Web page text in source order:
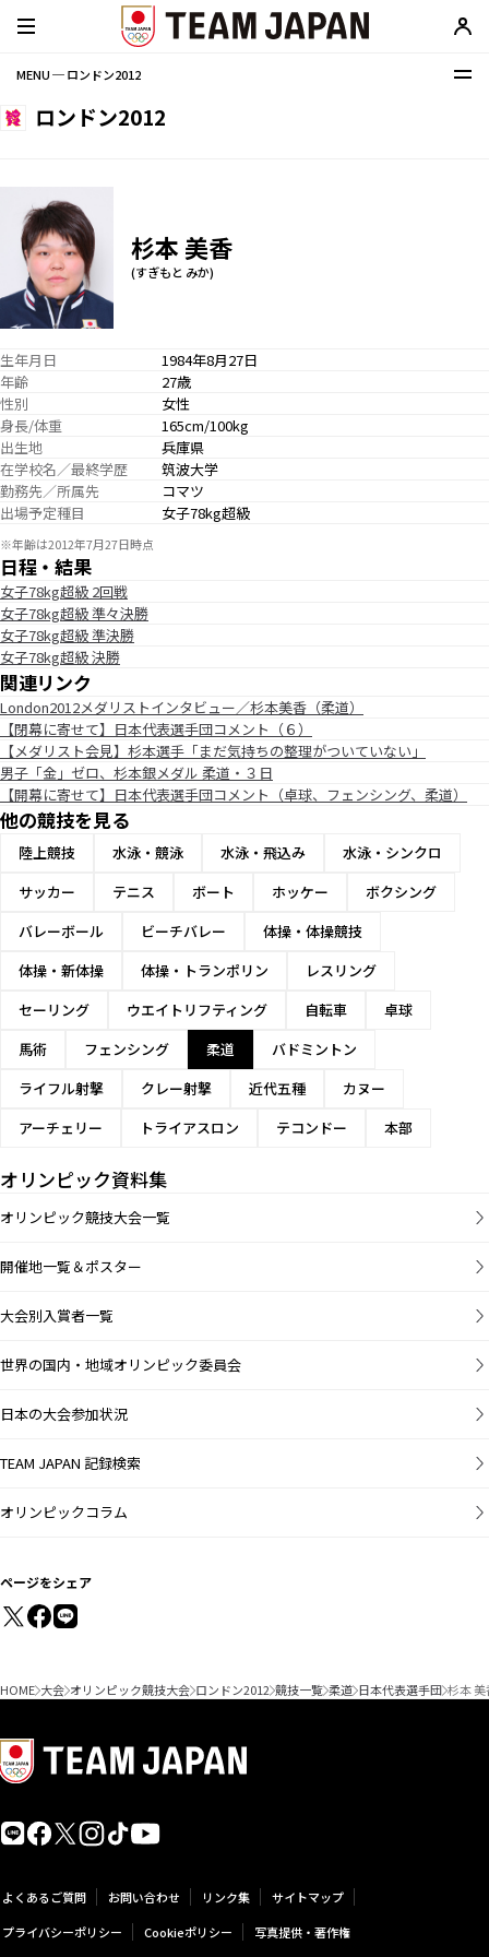
MENU ─ ロンドン2012
ロンドン2012
杉本 美香
(すぎもと みか)
生年月日
1984年8月27日
年齢
27歳
性別
女性
身長/体重
165cm/100kg
出生地
兵庫県
在学校名／最終学歴
筑波大学
勤務先／所属先
コマツ
出場予定種目
女子78kg超級
※年齢は2012年7月27日時点
日程・結果
女子78kg超級 2回戦
女子78kg超級 準々決勝
女子78kg超級 準決勝
女子78kg超級 決勝
関連リンク
London2012メダリストインタビュー／杉本美香（柔道）
【閉幕に寄せて】日本代表選手団コメント（６）
【メダリスト会見】杉本選手「まだ気持ちの整理がついていない」
男子「金」ゼロ、杉本銀メダル 柔道・３日
【開幕に寄せて】日本代表選手団コメント（卓球、フェンシング、柔道）
他の競技を見る
陸上競技 水泳・競泳 水泳・飛込み
水泳・シンクロ
サッカー
テニス ボート ホッケー
ボクシング
バレーボール
ビーチバレー
体操・体操競技
体操・新体操
体操・トランポリン
レスリング
セーリング
ウエイトリフティング 自転車
卓球
馬術
フェンシング 柔道
バドミントン
ライフル射撃
クレー射撃 近代五種
カヌー
アーチェリー
トライアスロン テコンドー 本部
オリンピック資料集
オリンピック競技大会一覧
開催地一覧＆ポスター
大会別入賞者一覧
世界の国内・地域オリンピック委員会
日本の大会参加状況
TEAM JAPAN 記録検索
オリンピックコラム
ページをシェア
HOME 大会 オリンピック競技大会 ロンドン2012 競技一覧 柔道 日本代表選手団 杉本 美
よくあるご質問 お問い合わせ リンク集
サイトマップ
プライバシーポリシー
Cookieポリシー 写真提供・著作権